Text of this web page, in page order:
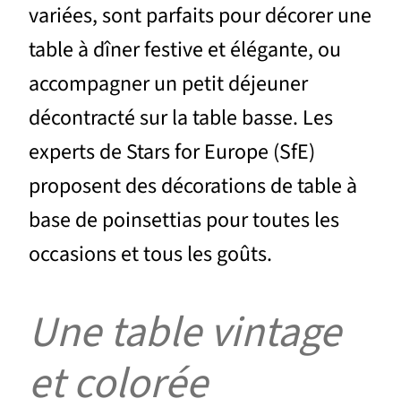
variées, sont parfaits pour décorer une
table à dîner festive et élégante, ou
accompagner un petit déjeuner
décontracté sur la table basse. Les
experts de Stars for Europe (SfE)
proposent des décorations de table à
base de poinsettias pour toutes les
occasions et tous les goûts.
Une table vintage
et colorée